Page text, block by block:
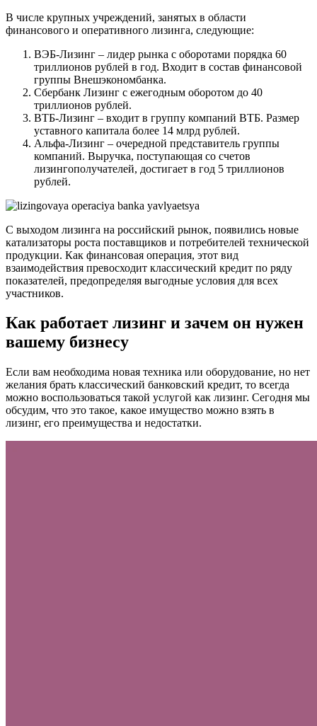
В числе крупных учреждений, занятых в области
финансового и оперативного лизинга, следующие:
ВЭБ-Лизинг – лидер рынка с оборотами порядка 60
триллионов рублей в год. Входит в состав финансовой
группы Внешэкономбанка.
Сбербанк Лизинг с ежегодным оборотом до 40
триллионов рублей.
ВТБ-Лизинг – входит в группу компаний ВТБ. Размер
уставного капитала более 14 млрд рублей.
Альфа-Лизинг – очередной представитель группы
компаний. Выручка, поступающая со счетов
лизингополучателей, достигает в год 5 триллионов
рублей.
С выходом лизинга на российский рынок, появились новые
катализаторы роста поставщиков и потребителей технической
продукции. Как финансовая операция, этот вид
взаимодействия превосходит классический кредит по ряду
показателей, предопределяя выгодные условия для всех
участников.
Как работает лизинг и зачем он нужен
вашему бизнесу
Если вам необходима новая техника или оборудование, но нет
желания брать классический банковский кредит, то всегда
можно воспользоваться такой услугой как лизинг. Сегодня мы
обсудим, что это такое, какое имущество можно взять в
лизинг, его преимущества и недостатки.